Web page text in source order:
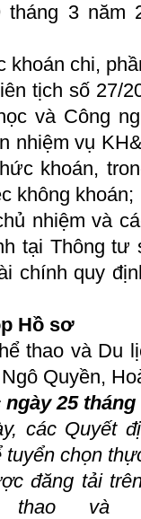
tháng 3 năm
khoán chi,
tịch số 27/
và Công
nhiệm vụ
khoán,
không khoán;
nhiệm và
tại Thông tư
chính quy
Hồ sơ
thao và Du
Quyền,
25 tháng
các Quyết
chọn
đăng tải
thao